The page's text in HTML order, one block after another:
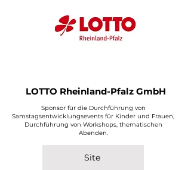
LOTTO Rheinland-Pfalz GmbH
Sponsor für die Durchführung von
Samstagsentwicklungsevents für Kinder und Frauen,
Durchführung von Workshops, thematischen
Abenden.
Site